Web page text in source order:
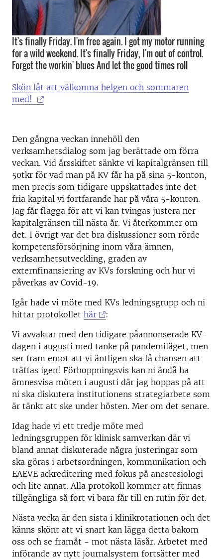
It's finally Friday. I'm free again. I got my motor running
for a wild weekend. It's finally Friday, I'm out of control.
Forget the workin' blues And let the good times roll
Skön låt att välkomna helgen och sommaren
med!
Den gångna veckan innehöll den
verksamhetsdialog som jag berättade om förra
veckan. Vid årsskiftet sänkte vi kapitalgränsen till
50tkr för vad man på KV får ha på sina 5-konton,
men precis som tidigare uppskattades inte det
fria kapital vi fortfarande har på våra 5-konton.
Jag får flagga för att vi kan tvingas justera ner
kapitalgränsen till nästa år. Vi återkommer om
det. I övrigt var det bra diskussioner som rörde
kompetensförsörjning inom våra ämnen,
verksamhetsutveckling, graden av
externfinansiering av KVs forskning och hur vi
påverkas av Covid-19.
Igår hade vi möte med KVs ledningsgrupp och ni
hittar protokollet här
:
Vi avvaktar med den tidigare påannonserade KV-
dagen i augusti med tanke på pandemiläget, men
ser fram emot att vi äntligen ska få chansen att
träffas igen! Förhoppningsvis kan ni ändå ha
ämnesvisa möten i augusti där jag hoppas på att
ni ska diskutera institutionens strategiarbete som
är tänkt att ske under hösten. Mer om det senare.
Idag hade vi ett tredje möte med
ledningsgruppen för klinisk samverkan där vi
bland annat diskuterade några justeringar som
ska göras i arbetsordningen, kommunikation och
EAEVE ackreditering med fokus på anestesiologi
och lite annat. Alla protokoll kommer att finnas
tillgängliga så fort vi bara får till en rutin för det.
Nästa vecka är den sista i klinikrotationen och det
känns skönt att vi snart kan lägga detta bakom
oss och se framåt - mot nästa läsår. Arbetet med
införande av nytt journalsystem fortsätter med